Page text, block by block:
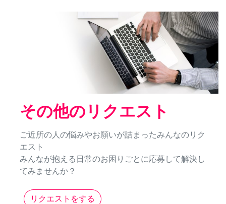
その他のリクエスト
ご近所の人の悩みやお願いが詰まったみんなのリク
エスト
みんなが抱える日常のお困りごとに応募して解決し
てみませんか？
リクエストをする